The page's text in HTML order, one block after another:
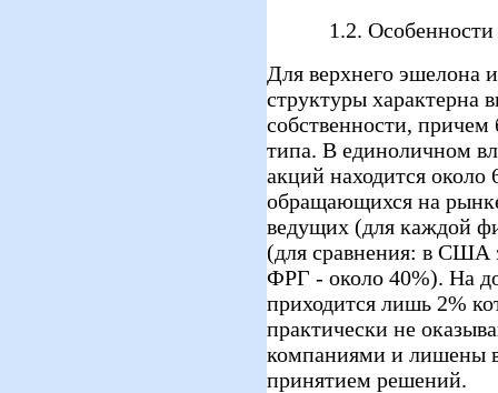
1.2.
Для верхнего эшелона
структуры характерна
собственности,
типа. В единоличном
акций находится
обращающихся на
ведущих (для каждой
(для сравнения: в США
ФРГ - около 40%). На
приходится лишь 2%
практически не
компаниями и лишены
принятием решений.